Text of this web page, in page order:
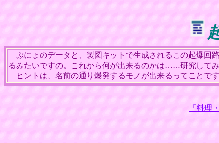
ぷにょのデータと、製図キットで生成されるこの起爆回
るみたいですの。これから何が出来るのかは……研究して
ヒントは、名前の通り爆発するモノが出来るってことで
「料理